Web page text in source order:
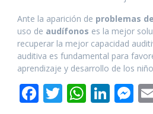
Ante la aparición de problemas
uso de audífonos es la mejor
recuperar la mejor capacidad
auditiva es fundamental para
aprendizaje y desarrollo de los
F T W Li M